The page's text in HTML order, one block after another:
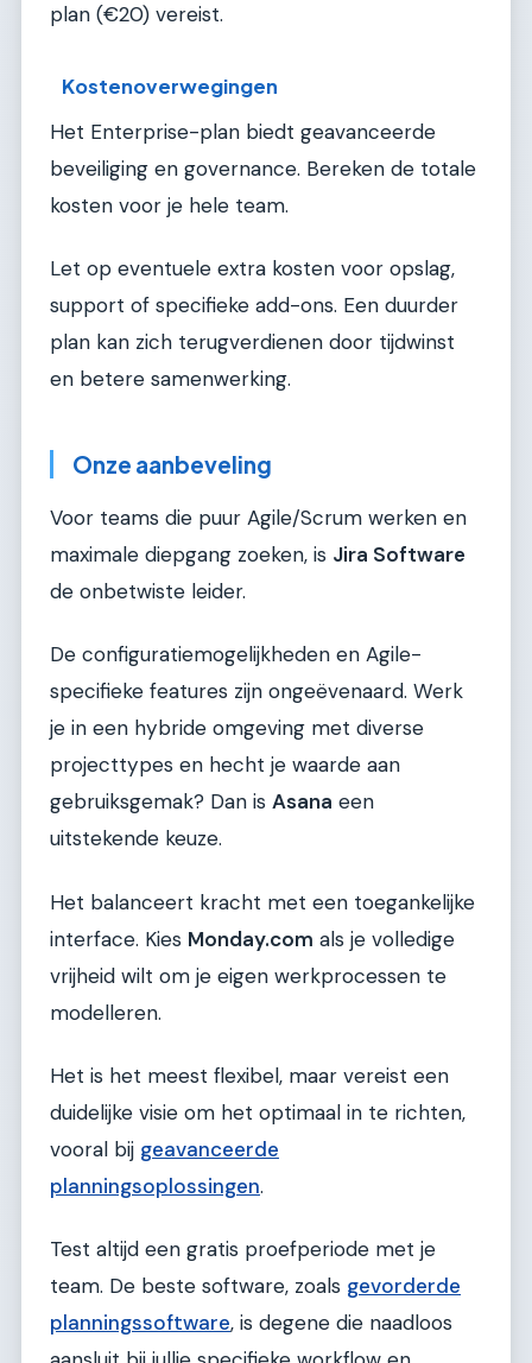
plan (€20) vereist.
Kostenoverwegingen
Het Enterprise-plan biedt geavanceerde
beveiliging en governance. Bereken de totale
kosten voor je hele team.
Let op eventuele extra kosten voor opslag,
support of specifieke add-ons. Een duurder
plan kan zich terugverdienen door tijdwinst
en betere samenwerking.
Onze aanbeveling
Voor teams die puur Agile/Scrum werken en
maximale diepgang zoeken, is Jira Software
de onbetwiste leider.
De configuratiemogelijkheden en Agile-
specifieke features zijn ongeëvenaard. Werk
je in een hybride omgeving met diverse
projecttypes en hecht je waarde aan
gebruiksgemak? Dan is Asana een
uitstekende keuze.
Het balanceert kracht met een toegankelijke
interface. Kies Monday.com als je volledige
vrijheid wilt om je eigen werkprocessen te
modelleren.
Het is het meest flexibel, maar vereist een
duidelijke visie om het optimaal in te richten,
vooral bij geavanceerde
planningsoplossingen.
Test altijd een gratis proefperiode met je
team. De beste software, zoals gevorderde
planningssoftware, is degene die naadloos